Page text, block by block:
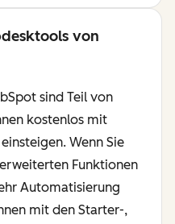
von
sind Teil von
kostenlos mit
Wenn Sie
Funktionen
Automatisierung
mit den Starter-,